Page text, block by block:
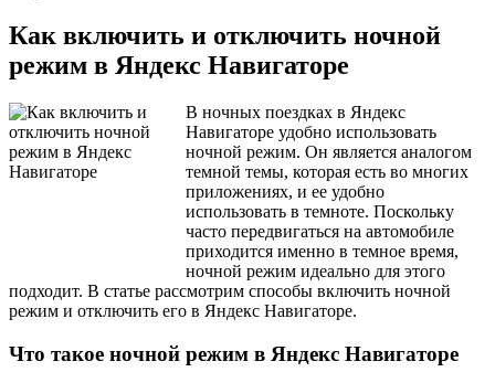
Как включить и отключить ночной
режим в Яндекс Навигаторе
В ночных поездках в Яндекс
Навигаторе удобно использовать
ночной режим. Он является аналогом
темной темы, которая есть во многих
приложениях, и ее удобно
использовать в темноте. Поскольку
часто передвигаться на автомобиле
приходится именно в темное время,
ночной режим идеально для этого
подходит. В статье рассмотрим способы включить ночной
режим и отключить его в Яндекс Навигаторе.
Что такое ночной режим в Яндекс Навигаторе